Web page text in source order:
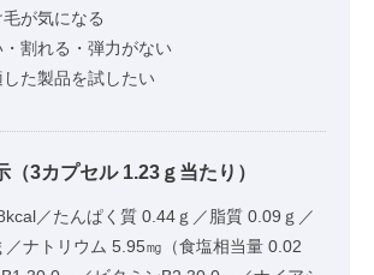
が気になる
割れる・弾力がない
した製品を試したい
（3カプセル 1.23ｇ当たり）
／たんぱく質 0.44ｇ／脂質 0.09ｇ／
ナトリウム 5.95㎎（食塩相当量 0.02